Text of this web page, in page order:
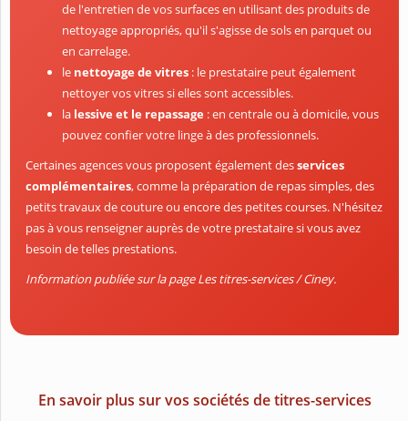
de l'entretien de vos surfaces en utilisant des produits de
nettoyage appropriés, qu'il s'agisse de sols en parquet ou
en carrelage.
le nettoyage de vitres : le prestataire peut également
nettoyer vos vitres si elles sont accessibles.
la lessive et le repassage : en centrale ou à domicile, vous
pouvez confier votre linge à des professionnels.
Certaines agences vous proposent également desservices
complémentaires, comme la préparation de repas simples, des
petits travaux de couture ou encore des petites courses. N'hésitez
pas à vous renseigner auprès de votre prestataire si vous avez
besoin de telles prestations.
Information publiée sur la page Les titres-services / Ciney.
En savoir plus sur vos sociétés de titres-services